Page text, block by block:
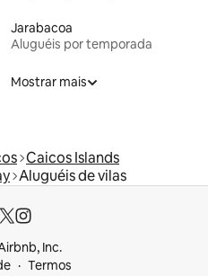
Jarabacoa
Aluguéis por temporada
Mostrar mais
Caicos Islands
Aluguéis de vilas
Inc.
Termos